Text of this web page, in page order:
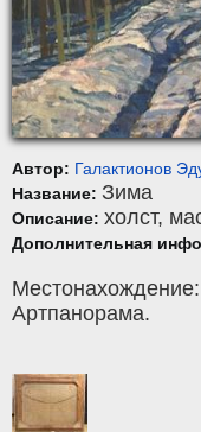
Автор: Галактионов
Название: Зима
Описание: холст,
Дополнительная
Артпанорама.